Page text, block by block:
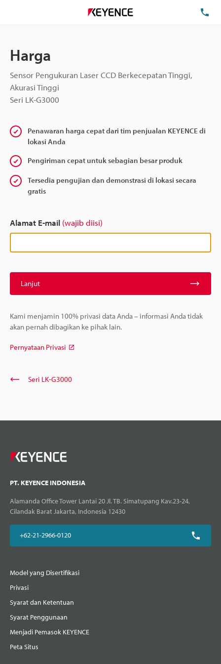
Harga
Sensor Pengukuran Laser CCD Berkecepatan Tinggi,
Akurasi Tinggi
Seri LK-G3000
Penawaran harga cepat dari tim penjualan KEYENCE di
lokasi Anda
Pengiriman cepat untuk sebagian besar produk
Tersedia pengujian dan demonstrasi di lokasi secara
gratis
Alamat E-mail (wajib diisi)
Lanjut
Kami menjamin 100% privasi data Anda – informasi Anda tidak
akan pernah dibagikan ke pihak lain.
Pernyataan Privasi
Seri LK-G3000
PT. KEYENCE INDONESIA
Alamanda Office Tower Lantai 20 Jl. TB. Simatupang Kav.23-24,
Cilandak Barat Jakarta, Indonesia 12430
+62-21-2966-0120
Model yang Disertifikasi
Privasi
Syarat dan Ketentuan
Syarat Penggunaan
Menjadi Pemasok KEYENCE
Peta Situs